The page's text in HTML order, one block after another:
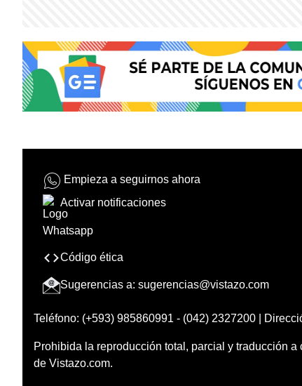
Empieza a seguirnos ahora
Activar notificaciones
Código ética
Sugerencias a: sugerencias@vistazo.com
Teléfono: (+593) 985860991 - (042) 2327200 |
Prohibida la reproducción total, parcial y traducción
de Vistazo.com.